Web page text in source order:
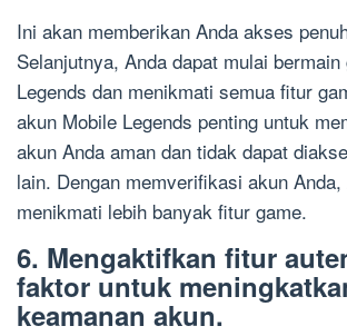
Ini akan memberikan Anda akses
Selanjutnya, Anda dapat mulai
Legends dan menikmati semua fitur
akun Mobile Legends penting untuk
akun Anda aman dan tidak dapat
lain. Dengan memverifikasi akun
menikmati lebih banyak fitur game.
6. Mengaktifkan fitur
faktor untuk
keamanan akun.